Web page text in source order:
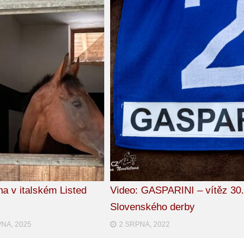
v italském Listed
2025
Video: GASPARINI – vítěz 30.
Slovenského derby
2 SRPNA, 2022